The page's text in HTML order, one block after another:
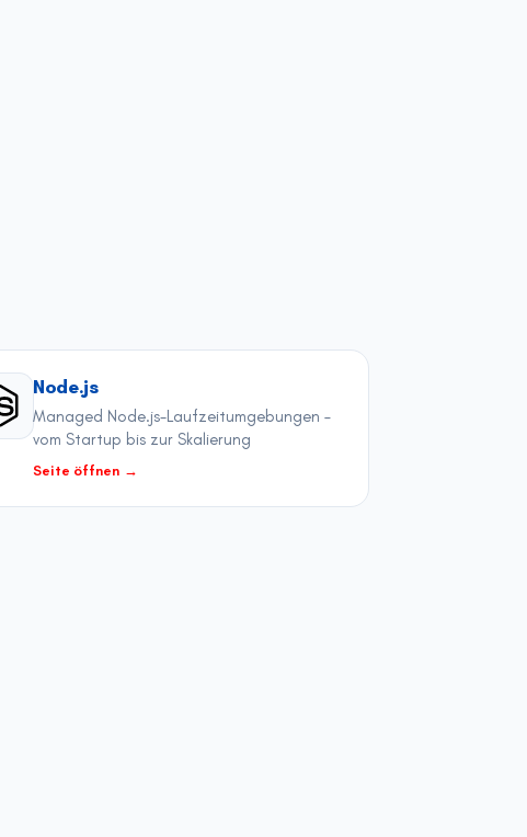
Node.js
Managed Node.js-Laufzeitumgebungen –
vom Startup bis zur Skalierung
Seite öffnen →